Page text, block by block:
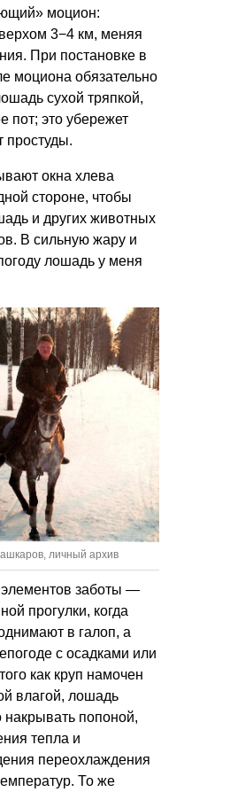
моцион:
3−4 км, меняя
При постановке в
моциона обязательно
сухой тряпкой,
пот; это убережет
простуды.
окна хлева
стороне, чтобы
и других животных
В сильную жару и
лошадь у меня
личный архив
элементов заботы —
прогулки, когда
в галоп, а
с осадками или
как круп намочен
влагой, лошадь
накрывать попоной,
тепла и
переохлаждения
То же